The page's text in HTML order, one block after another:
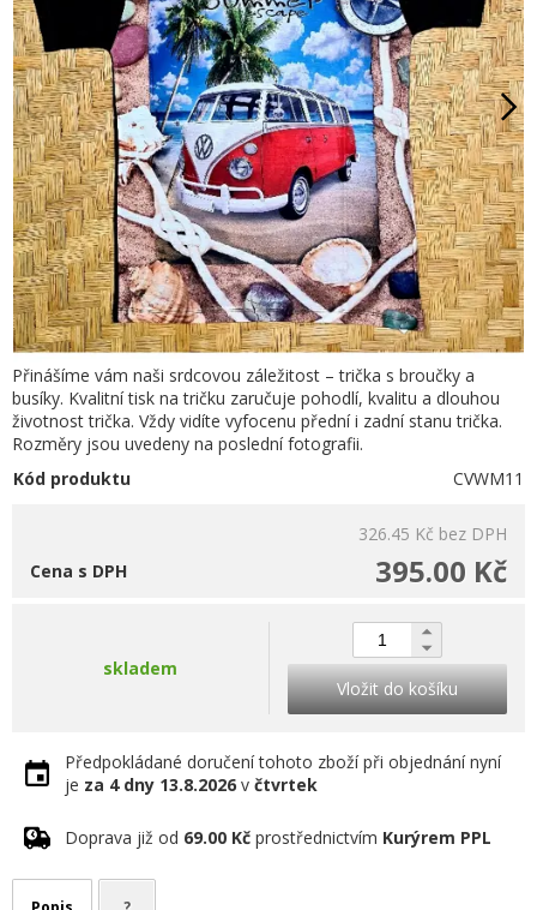
Přinášíme vám naši srdcovou záležitost – trička s broučky a
busíky. Kvalitní tisk na tričku zaručuje pohodlí, kvalitu a dlouhou
životnost trička. Vždy vidíte vyfocenu přední i zadní stanu trička.
Rozměry jsou uvedeny na poslední fotografii.
Kód produktu
CVWM11
326.45 Kč bez DPH
395.00 Kč
Cena s DPH
skladem
Vložit do košíku
Předpokládané doručení tohoto zboží při objednání nyní
je za 4 dny 13.8.2026 v čtvrtek
Doprava již od 69.00 Kč prostřednictvím Kurýrem PPL